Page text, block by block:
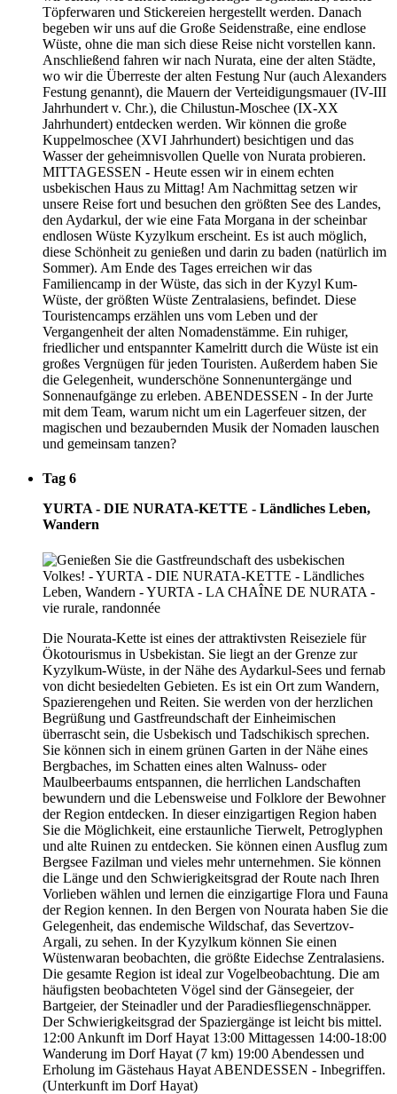
Töpferwaren und Stickereien hergestellt werden. Danach
begeben wir uns auf die Große Seidenstraße, eine endlose
Wüste, ohne die man sich diese Reise nicht vorstellen kann.
Anschließend fahren wir nach Nurata, eine der alten Städte,
wo wir die Überreste der alten Festung Nur (auch Alexanders
Festung genannt), die Mauern der Verteidigungsmauer (IV-III
Jahrhundert v. Chr.), die Chilustun-Moschee (IX-XX
Jahrhundert) entdecken werden. Wir können die große
Kuppelmoschee (XVI Jahrhundert) besichtigen und das
Wasser der geheimnisvollen Quelle von Nurata probieren.
MITTAGESSEN - Heute essen wir in einem echten
usbekischen Haus zu Mittag! Am Nachmittag setzen wir
unsere Reise fort und besuchen den größten See des Landes,
den Aydarkul, der wie eine Fata Morgana in der scheinbar
endlosen Wüste Kyzylkum erscheint. Es ist auch möglich,
diese Schönheit zu genießen und darin zu baden (natürlich im
Sommer). Am Ende des Tages erreichen wir das
Familiencamp in der Wüste, das sich in der Kyzyl Kum-
Wüste, der größten Wüste Zentralasiens, befindet. Diese
Touristencamps erzählen uns vom Leben und der
Vergangenheit der alten Nomadenstämme. Ein ruhiger,
friedlicher und entspannter Kamelritt durch die Wüste ist ein
großes Vergnügen für jeden Touristen. Außerdem haben Sie
die Gelegenheit, wunderschöne Sonnenuntergänge und
Sonnenaufgänge zu erleben. ABENDESSEN - In der Jurte
mit dem Team, warum nicht um ein Lagerfeuer sitzen, der
magischen und bezaubernden Musik der Nomaden lauschen
und gemeinsam tanzen?
Tag 6
YURTA - DIE NURATA-KETTE - Ländliches Leben,
Wandern
Die Nourata-Kette ist eines der attraktivsten Reiseziele für
Ökotourismus in Usbekistan. Sie liegt an der Grenze zur
Kyzylkum-Wüste, in der Nähe des Aydarkul-Sees und fernab
von dicht besiedelten Gebieten. Es ist ein Ort zum Wandern,
Spazierengehen und Reiten. Sie werden von der herzlichen
Begrüßung und Gastfreundschaft der Einheimischen
überrascht sein, die Usbekisch und Tadschikisch sprechen.
Sie können sich in einem grünen Garten in der Nähe eines
Bergbaches, im Schatten eines alten Walnuss- oder
Maulbeerbaums entspannen, die herrlichen Landschaften
bewundern und die Lebensweise und Folklore der Bewohner
der Region entdecken. In dieser einzigartigen Region haben
Sie die Möglichkeit, eine erstaunliche Tierwelt, Petroglyphen
und alte Ruinen zu entdecken. Sie können einen Ausflug zum
Bergsee Fazilman und vieles mehr unternehmen. Sie können
die Länge und den Schwierigkeitsgrad der Route nach Ihren
Vorlieben wählen und lernen die einzigartige Flora und Fauna
der Region kennen. In den Bergen von Nourata haben Sie die
Gelegenheit, das endemische Wildschaf, das Severtzov-
Argali, zu sehen. In der Kyzylkum können Sie einen
Wüstenwaran beobachten, die größte Eidechse Zentralasiens.
Die gesamte Region ist ideal zur Vogelbeobachtung. Die am
häufigsten beobachteten Vögel sind der Gänsegeier, der
Bartgeier, der Steinadler und der Paradiesfliegenschnäpper.
Der Schwierigkeitsgrad der Spaziergänge ist leicht bis mittel.
12:00 Ankunft im Dorf Hayat 13:00 Mittagessen 14:00-18:00
Wanderung im Dorf Hayat (7 km) 19:00 Abendessen und
Erholung im Gästehaus Hayat ABENDESSEN - Inbegriffen.
(Unterkunft im Dorf Hayat)